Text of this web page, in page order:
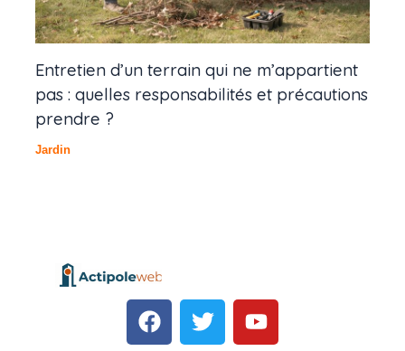
Entretien d’un terrain qui ne m’appartient
pas : quelles responsabilités et précautions
prendre ?
Jardin
F
a
T
w
Y
o